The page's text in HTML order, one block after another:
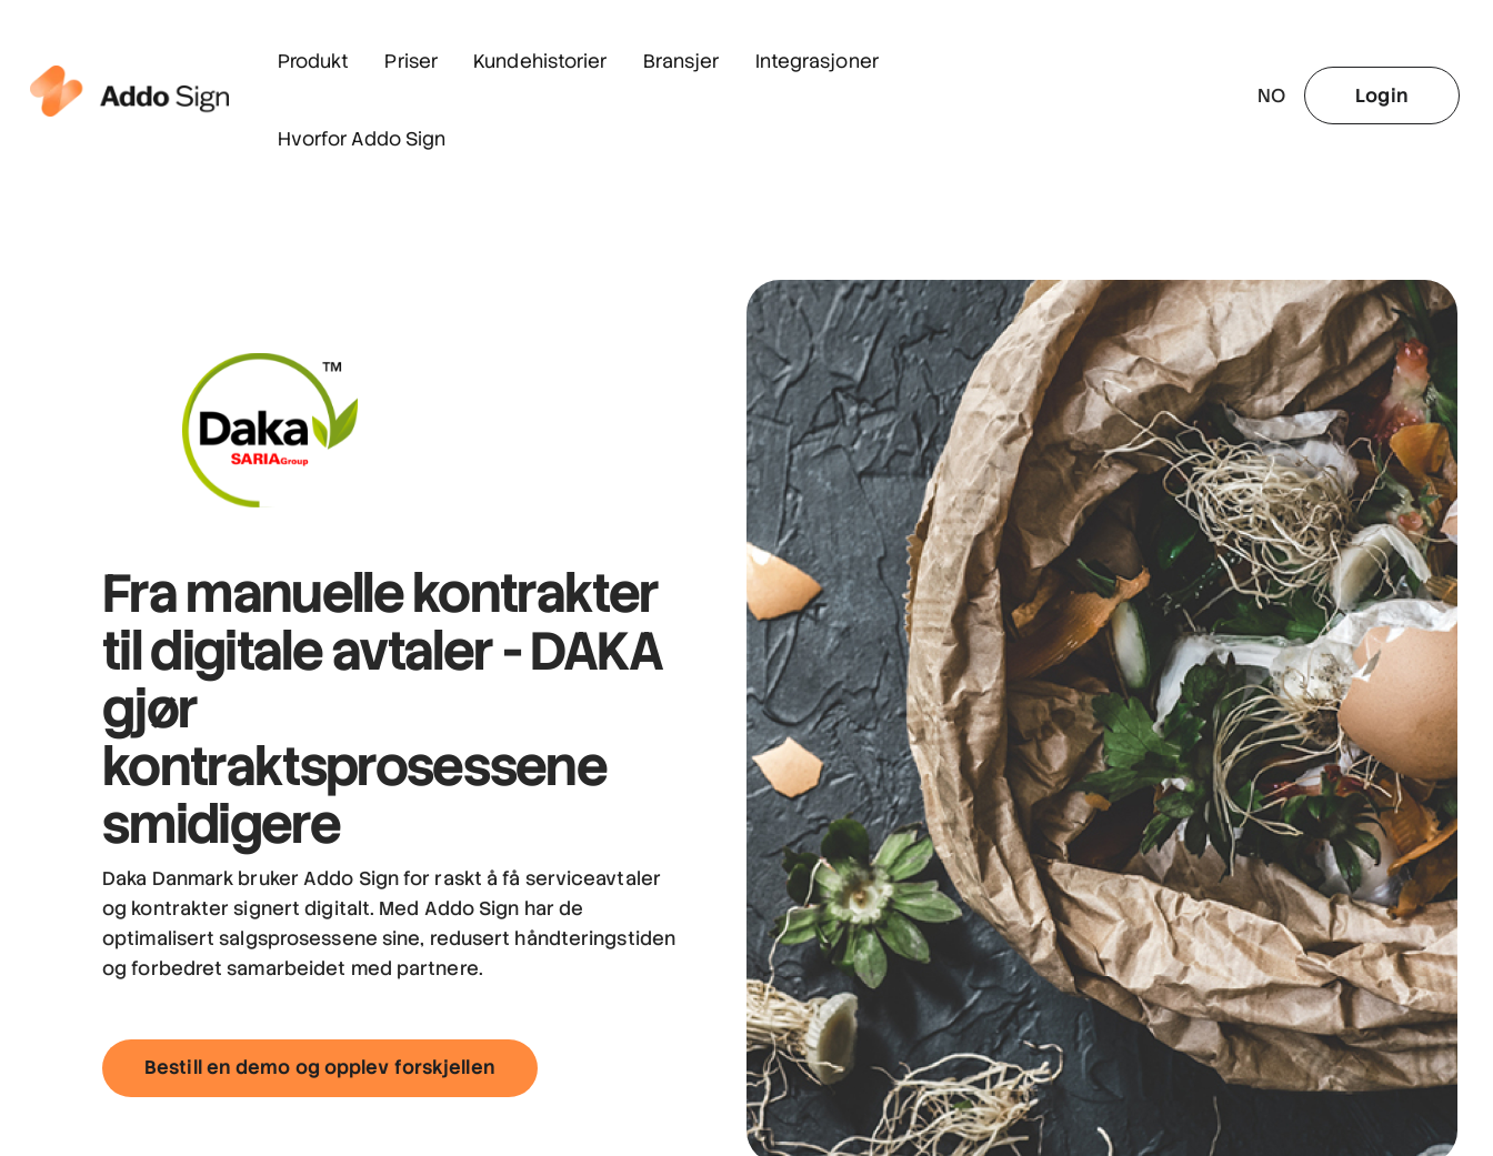
Produkt Priser Kundehistorier Bransjer Integrasjoner
Hvorfor Addo Sign
NO Login
Fra manuelle kontrakter
til digitale avtaler -DAKA
gjør
kontraktsprosessene
smidigere
Daka Danmark bruker Addo Sign for raskt å få serviceavtaler
og kontrakter signert digitalt. Med Addo Sign har de
optimalisert salgsprosessene sine, redusert håndteringstiden
og forbedret samarbeidet med partnere.
Bestill en demo og opplev forskjellen